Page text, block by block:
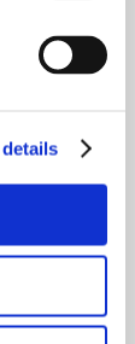
af tre
Krossá og